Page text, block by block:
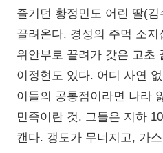
즐기던 황정민도 어린 딸(
끌려온다. 경성의 주먹 소
위안부로 끌려가 갖은 고초
이정현도 있다. 어디 사연
이들의 공통점이라면 나라
민족이란 것. 그들은 지하
캔다. 갱도가 무너지고, 가